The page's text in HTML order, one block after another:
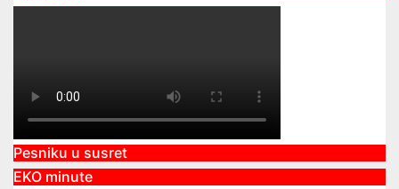
Pesniku u susret
EKO minute